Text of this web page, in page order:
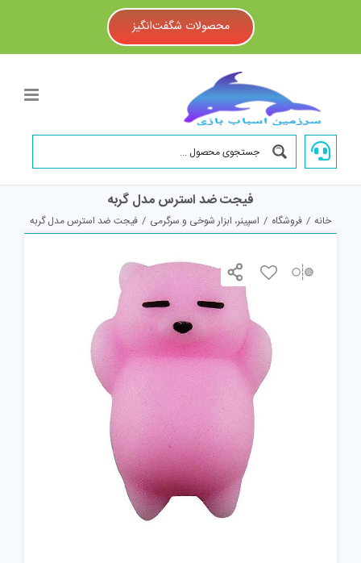
محصولات شگفت‌انگیز
فیجت ضد استرس مدل گربه
خانه / فروشگاه / اسپینر، ابزار شوخی و سرگرمی / فیجت ضد استرس مدل گربه